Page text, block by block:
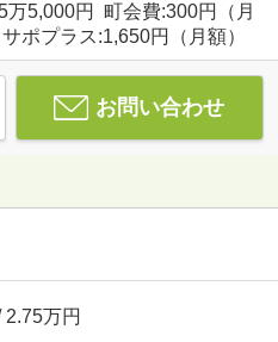
万5,000円 町会費:300円（月
ポプラス:1,650円（月額）
お問い合わせ
2.75万円